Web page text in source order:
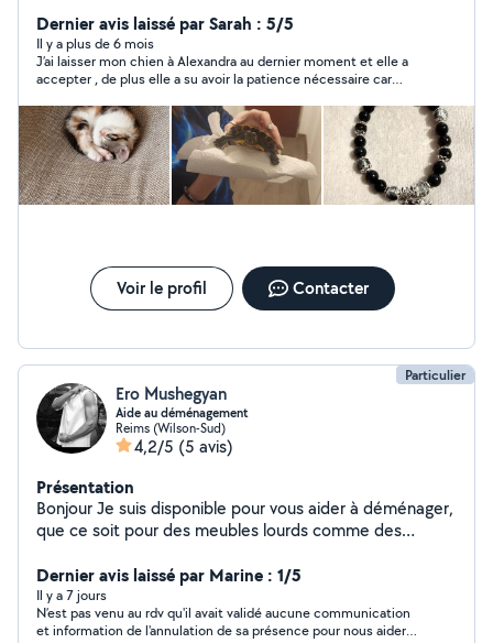
Dernier avis laissé par Sarah : 5/5
Il y a plus de 6 mois
J’ai laisser mon chien à Alexandra au dernier moment et elle a
accepter , de plus elle a su avoir la patience nécessaire car
plus me donner des conseils au niveau de sa santé et autres ,
je recommande fortement Alexandra !
Voir le profil Contacter
Particulier
Ero Mushegyan
Aide au déménagement
Reims (Wilson-Sud)
4,2/5 (5 avis)
Présentation
Bonjour Je suis disponible pour vous aider à déménager,
que ce soit pour des meubles lourds comme des
Sérieux, motivé et soigneux je travaille avec attention et
efficacité.
Dernier avis laissé par Marine : 1/5
Il y a 7 jours
N’est pas venu au rdv qu'il avait validé aucune communication
et information de l'annulation de sa présence pour nous aider